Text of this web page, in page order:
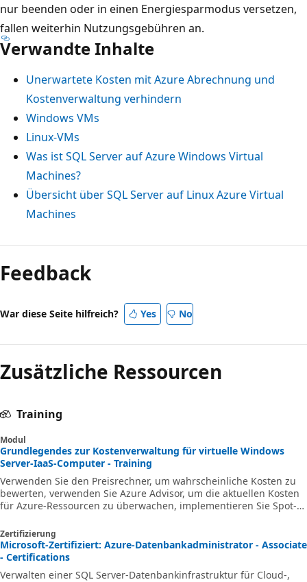
nur beenden oder in einen Energiesparmodus versetzen,
fallen weiterhin Nutzungsgebühren an.
Verwandte Inhalte
Unerwartete Kosten mit Azure Abrechnung und
Kostenverwaltung verhindern
Windows VMs
Linux-VMs
Was ist SQL Server auf Azure Windows Virtual
Machines?
Übersicht über SQL Server auf Linux Azure Virtual
Machines
Feedback
War diese Seite hilfreich? Yes No
Zusätzliche Ressourcen
Training
Modul
Grundlegendes zur Kostenverwaltung für virtuelle Windows
Server-IaaS-Computer - Training
Verwenden Sie den Preisrechner, um wahrscheinliche Kosten zu
bewerten, verwenden Sie Azure Advisor, um die aktuellen Kosten
für Azure-Ressourcen zu überwachen, implementieren Sie Spot-
der Azure Hybrid-Lizenzierung.
Zertifizierung
Microsoft-Zertifiziert: Azure-Datenbankadministrator - Associate
- Certifications
Verwalten einer SQL Server-Datenbankinfrastruktur für Cloud-,